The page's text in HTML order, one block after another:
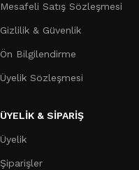
Mesafeli Satış Sözleşmesi
Gizlilik & Güvenlik
Ön Bilgilendirme
Üyelik Sözleşmesi
ÜYELİK & SİPARİŞ
Üyelik
Şiparişler